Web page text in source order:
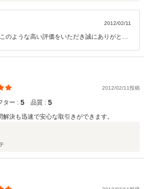
2012/02/11
ような高い評価をいただき誠にありがとう
お車のメンテナンスはもちろん、お車の事で
にお声かけ下さい。今後とも宜しくお願い致
2012/02/11投稿
ター : 5 品質 : 5
決も迅速で安心な取引きができます。
テ